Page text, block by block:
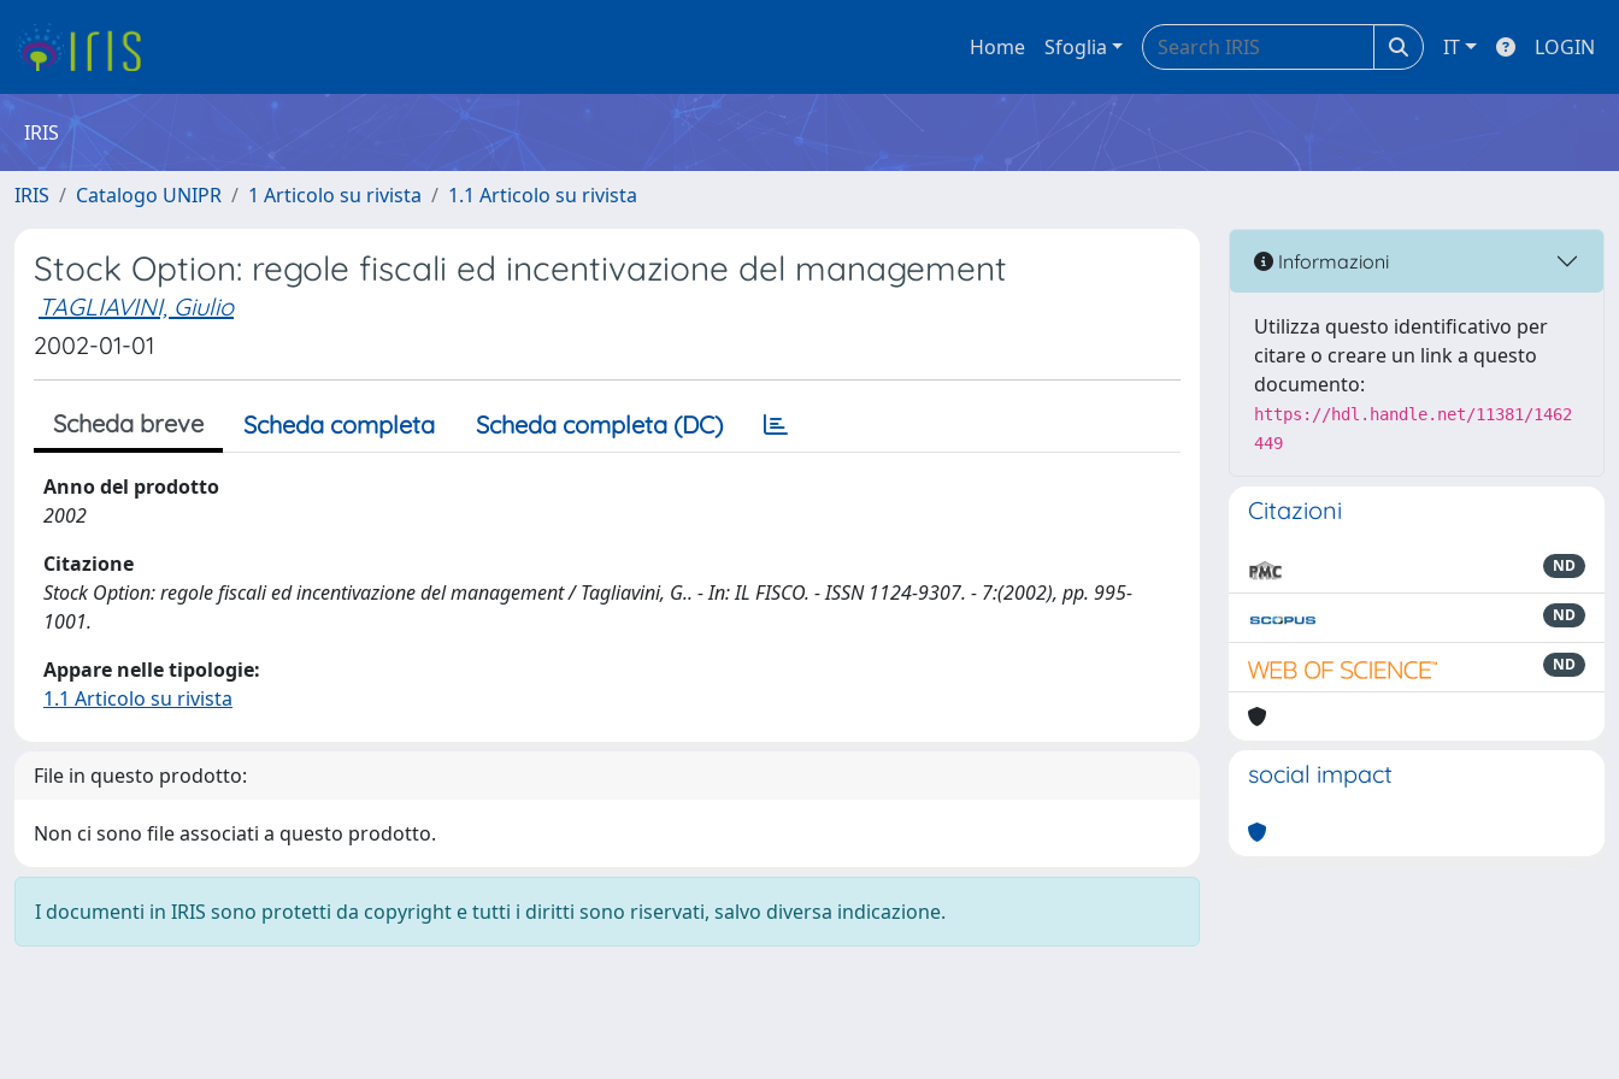
Home Sfoglia IT LOGIN
IRIS
IRIS Catalogo UNIPR 1 Articolo su rivista 1.1 Articolo su rivista
Stock Option: regole fiscali ed incentivazione del management
TAGLIAVINI, Giulio
2002-01-01
Scheda breve Scheda completa Scheda completa (DC)
Anno del prodotto
2002
Citazione
Stock Option: regole fiscali ed incentivazione del management / Tagliavini, G.. - In: IL FISCO. - ISSN 1124-9307. - 7:(2002), pp. 995-
1001.
Appare nelle tipologie:
1.1 Articolo su rivista
File in questo prodotto:
Non ci sono file associati a questo prodotto.
I documenti in IRIS sono protetti da copyright e tutti i diritti sono riservati, salvo diversa indicazione.
Informazioni
Utilizza questo identificativo per
citare o creare un link a questo
documento:
https://hdl.handle.net/11381/1462
449
Citazioni
ND
ND
ND
social impact